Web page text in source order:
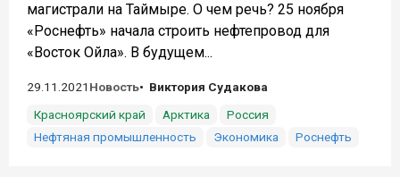
магистрали на Таймыре. О чем речь? 25 ноября
«Роснефть» начала строить нефтепровод для
«Восток Ойла». В будущем...
29.11.2021 Новость
Виктория Судакова
Красноярский край
Арктика
Россия
Нефтяная промышленность
Экономика Роснефть